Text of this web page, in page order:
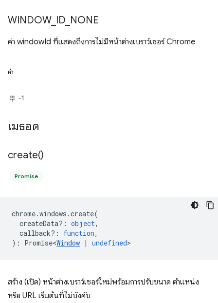
WINDOW_ ID NONE
ค่า windowId ที่แสดงถึงการไม่มีหน้าต่างเบราว์เซอร์ Chrome
ค่า
-1
เมธอด
create()
Promise
chrome.windows .create(
createData? : object,
callback? : function,
) : Promise<Window | undefined>
สร้าง (เปิด) หน้าต่างเบราว์เซอร์ใหม่พร้อมการปรับขนาด ตำแหน่ง
หรือ URL เริ่มต้นที่ไม่บังคับ